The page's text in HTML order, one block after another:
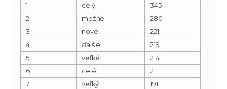
1
celý
345
2
možné
280
3
nové
221
4
ďalšie
219
5
veľké
214
6
celé
211
7
veľký
191